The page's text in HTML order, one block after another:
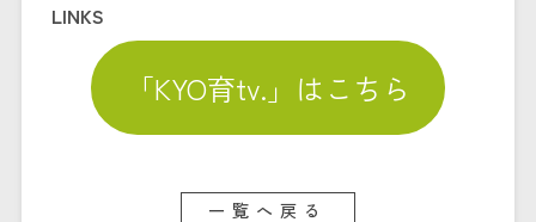
LINKS
「KYO育tv.」はこちら
一覧へ戻る